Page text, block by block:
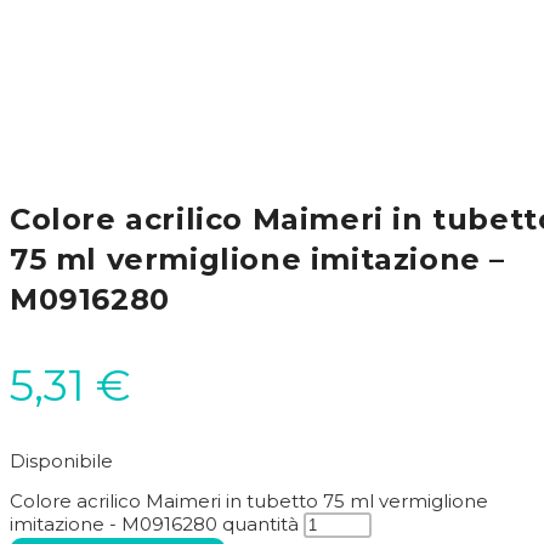
Colore acrilico Maimeri in
75 ml vermiglione imitazione –
M0916280
5,31 €
Disponibile
Colore acrilico Maimeri in tubetto 75 ml vermiglione
imitazione - M0916280 quantità